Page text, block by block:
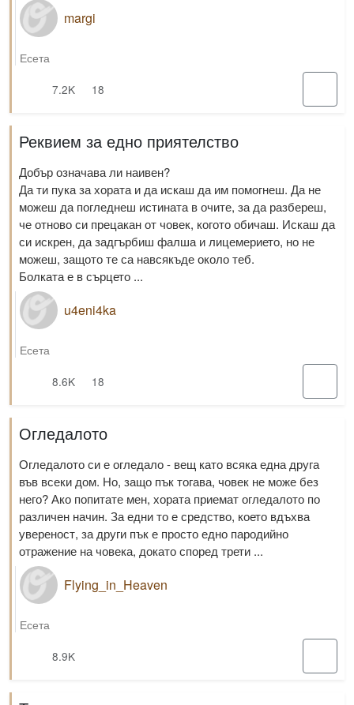
margi
Есета
7.2K
18
Реквием за едно приятелство
Добър означава ли наивен?
Да ти пука за хората и да искаш да им помогнеш. Да не
можеш да погледнеш истината в очите, за да разбереш,
че отново си прецакан от човек, когото обичаш. Искаш да
си искрен, да задгърбиш фалша и лицемерието, но не
можеш, защото те са навсякъде около теб.
Болката е в сърцето ...
u4eni4ka
Есета
8.6K
18
Огледалото
Огледалото си е огледало - вещ като всяка една друга
във всеки дом. Но, защо пък тогава, човек не може без
него? Ако попитате мен, хората приемат огледалото по
различен начин. За едни то е средство, което вдъхва
увереност, за други пък е просто едно пародийно
отражение на човека, докато според трети ...
Flying_in_Heaven
Есета
8.9K